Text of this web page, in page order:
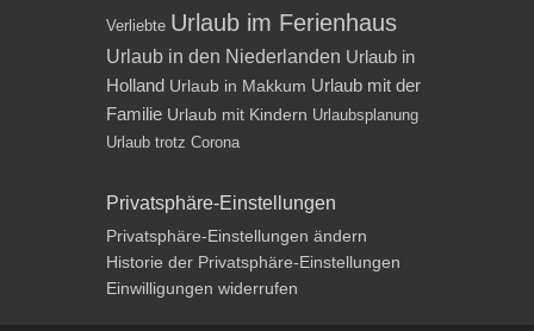
Verliebte Urlaub im Ferienhaus
Urlaub in den Niederlanden Urlaub in
Holland Urlaub in Makkum Urlaub mit der
Familie Urlaub mit Kindern Urlaubsplanung
Urlaub trotz Corona
Privatsphäre-Einstellungen
Privatsphäre-Einstellungen ändern
Historie der Privatsphäre-Einstellungen
Einwilligungen widerrufen